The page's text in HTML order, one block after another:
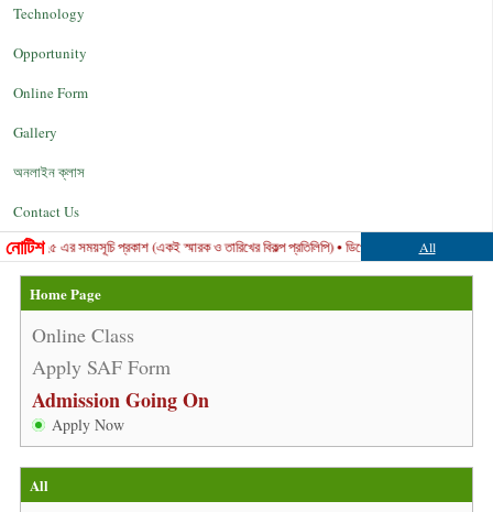
Technology
Opportunity
Online Form
Gallery
অনলাইন ক্লাস
Contact Us
নোটিশ
সময়সূচি প্রকাশ (একই স্মারক ও তারিখের বিকল্প প্রতিলিপি) • ডিপ্লোমা-ইন-ইঞ্জিনিয়ারিং শিক্ষাক্রমের
All
Home Page
Online Class
Apply SAF Form
Admission Going On
Apply Now
All